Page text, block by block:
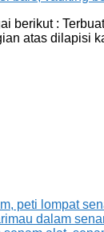
berikut :
atas dilapisi